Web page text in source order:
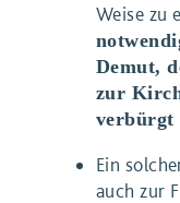
Weise zu
Demut,
zur
verbürgt
Ein
auch zur